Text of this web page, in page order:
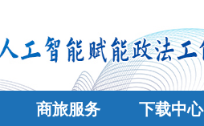
商旅服务 下载中心